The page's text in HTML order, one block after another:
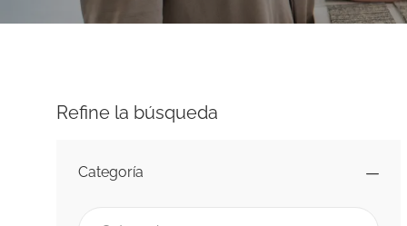
Refine la búsqueda
Categoría